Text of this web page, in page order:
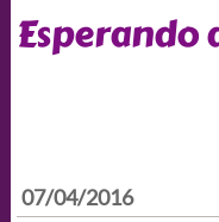
Esperando
07/04/2016